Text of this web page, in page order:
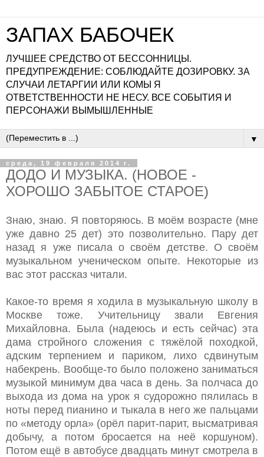
ЗАПАХ БАБОЧЕК
ЛУЧШЕЕ СРЕДСТВО ОТ БЕССОННИЦЫ.
ПРЕДУПРЕЖДЕНИЕ: СОБЛЮДАЙТЕ ДОЗИРОВКУ. ЗА
СЛУЧАИ ЛЕТАРГИИ ИЛИ КОМЫ Я
ОТВЕТСТВЕННОСТИ НЕ НЕСУ. ВСЕ СОБЫТИЯ И
ПЕРСОНАЖИ ВЫМЫШЛЕННЫЕ
▼
среда, 19 февраля 2014 г.
ДОДО И МУЗЫКА. (НОВОЕ -
ХОРОШО ЗАБЫТОЕ СТАРОЕ)
Знаю, знаю. Я повторяюсь. В моём возрасте (мне
уже давно 25 дет) это позволительно. Пару дет
назад я уже писала о своём детстве. О своём
музыкальном ученическом опыте. Некоторые из
вас этот рассказ читали.
Какое-то время я ходила в музыкальную школу в
Москве тоже. Учительницу звали Евгения
Михайловна. Была (надеюсь и есть сейчас) эта
дама стройного сложения с тяжёлой походкой,
адским терпением и париком, лихо сдвинутым
набекрень. Вообще-то было положено заниматься
музыкой минимум два часа в день. За полчаса до
выхода из дома на урок я судорожно пялилась в
ноты перед пианино и тыкала в него же пальцами
по «методу орла» (орёл парит-парит, высматривая
добычу, а потом бросается на неё коршуном).
Потом ещё в автобусе двадцать минут смотрела в